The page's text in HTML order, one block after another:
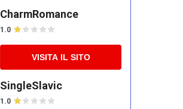
CharmRomance
1.0
VISITA IL SITO
SingleSlavic
1.0